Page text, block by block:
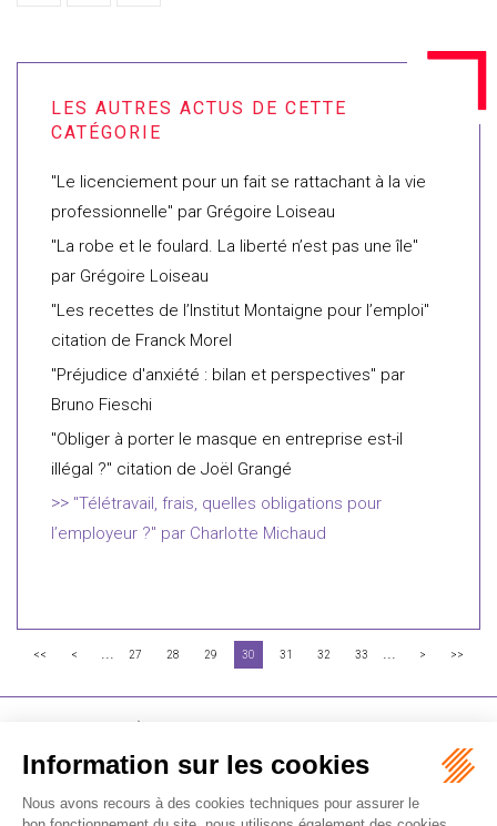
"Le licenciement pour un fait se rattachant à la vie
professionnelle" par Grégoire Loiseau
"La robe et le foulard. La liberté n’est pas une île"
par Grégoire Loiseau
"Les recettes de l’Institut Montaigne pour l’emploi"
citation de Franck Morel
"Préjudice d'anxiété : bilan et perspectives" par
Bruno Fieschi
"Obliger à porter le masque en entreprise est-il
illégal ?" citation de Joël Grangé
"Télétravail, frais, quelles obligations pour
l’employeur ?" par Charlotte Michaud
<< < ... 27 28 29 30 31 32 33 ... > >>
16-18 Rue du 4 Septembre - 75002 Paris
Contactez-nous